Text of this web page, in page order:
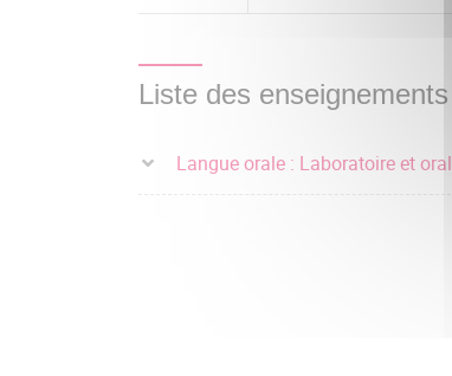
Liste des enseignements
Langue orale : Laboratoire et oral